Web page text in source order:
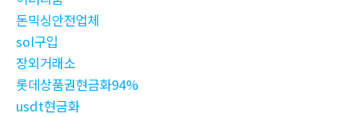
돈믹싱안전업체
sol구입
장외거래소
롯데상품권현금화94%
usdt현금화